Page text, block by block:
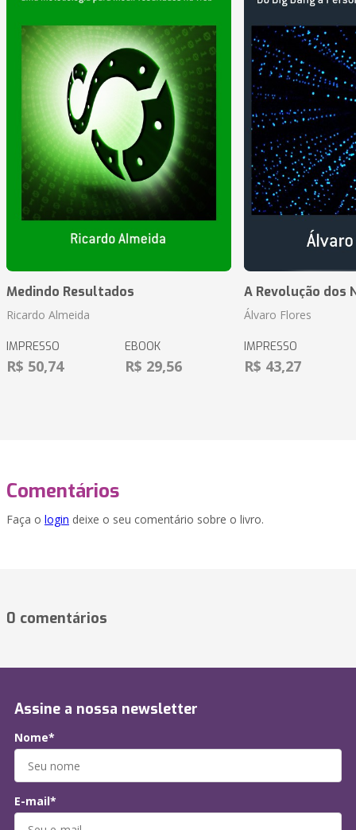
Medindo Resultados
Ricardo Almeida
IMPRESSO
R$ 50,74
EBOOK
R$ 29,56
A Revolução dos
Álvaro Flores
IMPRESSO
R$ 43,27
Comentários
Faça o login deixe o seu comentário sobre o livro.
0 comentários
Assine a nossa newsletter
Nome*
E-mail*